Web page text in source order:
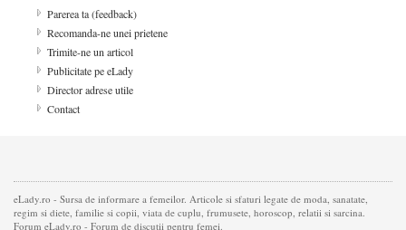
Parerea ta (feedback)
Recomanda-ne unei prietene
Trimite-ne un articol
Publicitate pe eLady
Director adrese utile
Contact
eLady.ro - Sursa de informare a femeilor. Articole si sfaturi legate de moda, sanatate,
regim si diete, familie si copii, viata de cuplu, frumusete, horoscop, relatii si sarcina.
Forum eLady.ro - Forum de discutii pentru femei.